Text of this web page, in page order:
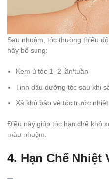
Sau nhuộm, tóc thường thiếu
hãy bổ sung:
Kem ủ tóc 1–2 lần/tuần
Tinh dầu dưỡng tóc sau khi
Xả khô bảo vệ tóc trước nhiệt
Điều này giúp tóc hạn chế khô
màu nhuộm.
4. Hạn Chế Nhiệt